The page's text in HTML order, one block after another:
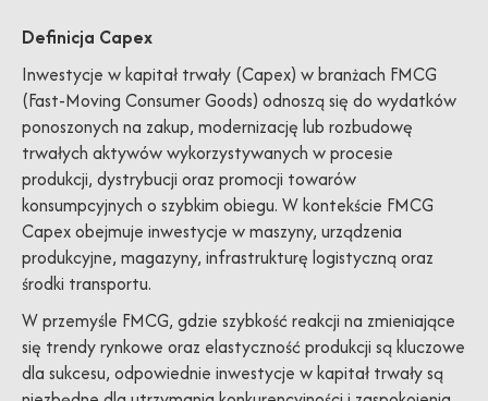
Definicja Capex
Inwestycje w kapitał trwały (Capex) w branżach FMCG
(Fast-Moving Consumer Goods) odnoszą się do wydatków
ponoszonych na zakup, modernizację lub rozbudowę
trwałych aktywów wykorzystywanych w procesie
produkcji, dystrybucji oraz promocji towarów
konsumpcyjnych o szybkim obiegu. W kontekście FMCG
Capex obejmuje inwestycje w maszyny, urządzenia
produkcyjne, magazyny, infrastrukturę logistyczną oraz
środki transportu.
W przemyśle FMCG, gdzie szybkość reakcji na zmieniające
się trendy rynkowe oraz elastyczność produkcji są kluczowe
dla sukcesu, odpowiednie inwestycje w kapitał trwały są